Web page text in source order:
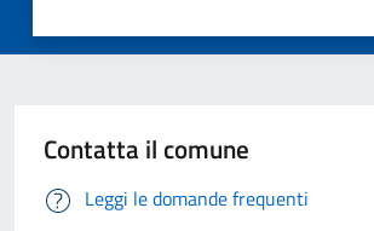
Contatta il comune
Leggi le domande frequenti